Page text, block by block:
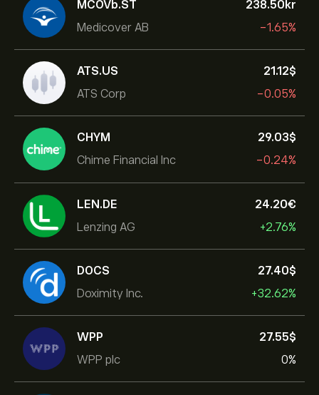
MCOVb.ST
Medicover AB
238.50‎kr‎
-1.65%
ATS.US
ATS Corp
21.12‎$‎
-0.05%
CHYM
Chime Financial Inc
29.03‎$‎
-0.24%
LEN.DE
Lenzing AG
24.20‎€‎
+2.76%
DOCS
Doximity Inc.
27.40‎$‎
+32.62%
WPP
WPP plc
27.55‎$‎
0%